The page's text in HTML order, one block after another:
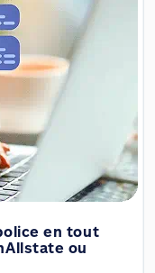
en tout
ou